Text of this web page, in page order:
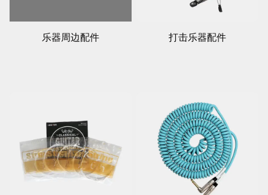
乐器周边配件 打击乐器配件